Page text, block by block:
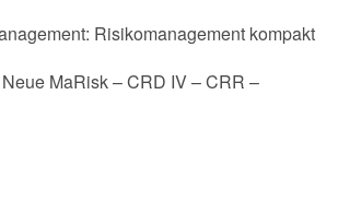
Risikomanagement kompakt
MaRisk – CRD IV – CRR –